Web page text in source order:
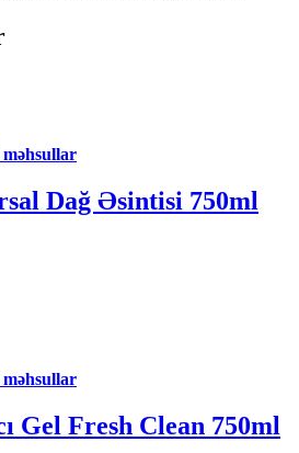
Dağ Əsintisi 750ml
Gel Fresh Clean 750ml